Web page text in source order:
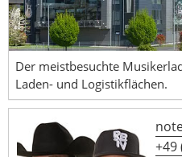
Der meistbesuchte
Laden- und Logistikflächen.
+49